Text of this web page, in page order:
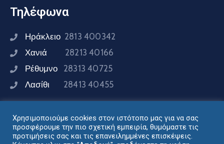
Τηλέφωνα
Ηράκλειο 2813 400342
Χανιά 28213 40166
Ρέθυμνο 28313 40725
Λασίθι 28413 40455
Συνδεθείτε μαζί μας
Χρησιμοποιούμε cookies στον ιστότοπο μας για να σας
προσφέρουμε την πιο σχετική εμπειρία, θυμόμαστε τις
προτιμήσεις σας και τις επανειλημμένες επισκέψεις.